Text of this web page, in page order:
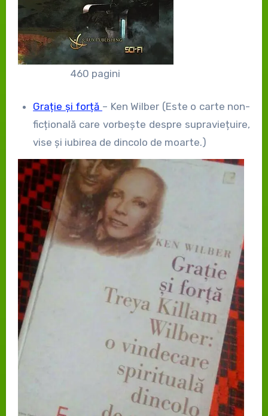
460 pagini
Grație și forță – Ken Wilber (Este o carte non-
ficțională care vorbește despre supraviețuire,
vise și iubirea de dincolo de moarte.)